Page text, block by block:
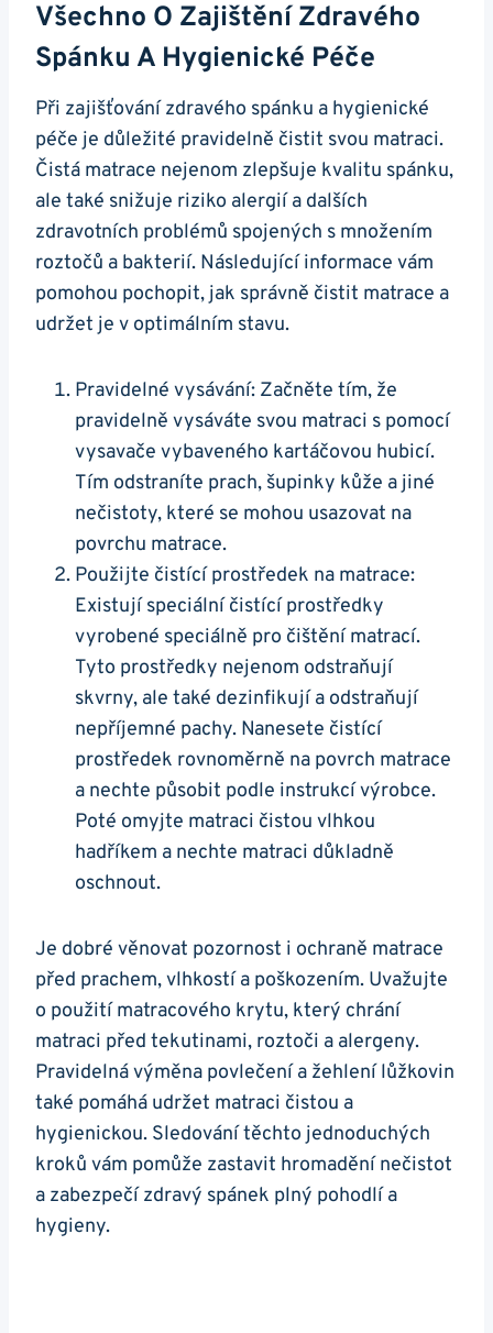
Všechno O Zajištění Zdravého
Spánku A Hygienické Péče
Při zajišťování zdravého spánku a hygienické
péče je důležité pravidelně čistit svou matraci.
Čistá matrace nejenom zlepšuje kvalitu spánku,
ale také snižuje riziko alergií a dalších
zdravotních problémů spojených s množením
roztočů a bakterií. Následující informace vám
pomohou pochopit, jak správně čistit matrace a
udržet je v optimálním stavu.
Pravidelné vysávání: Začněte tím, že
pravidelně vysáváte svou matraci s pomocí
vysavače vybaveného kartáčovou hubicí.
Tím odstraníte prach, šupinky kůže a jiné
nečistoty, které se mohou usazovat na
povrchu matrace.
Použijte čistící prostředek na matrace:
Existují speciální čistící prostředky
vyrobené speciálně pro čištění matrací.
Tyto prostředky nejenom odstraňují
skvrny, ale také dezinfikují a odstraňují
nepříjemné pachy. Nanesete čistící
prostředek rovnoměrně na povrch matrace
a nechte působit podle instrukcí výrobce.
Poté omyjte matraci čistou vlhkou
hadříkem a nechte matraci důkladně
oschnout.
Je dobré věnovat pozornost i ochraně matrace
před prachem, vlhkostí a poškozením. Uvažujte
o použití matracového krytu, který chrání
matraci před tekutinami, roztoči a alergeny.
Pravidelná výměna povlečení a žehlení lůžkovin
také pomáhá udržet matraci čistou a
hygienickou. Sledování těchto jednoduchých
kroků vám pomůže zastavit hromadění nečistot
a zabezpečí zdravý spánek plný pohodlí a
hygieny.